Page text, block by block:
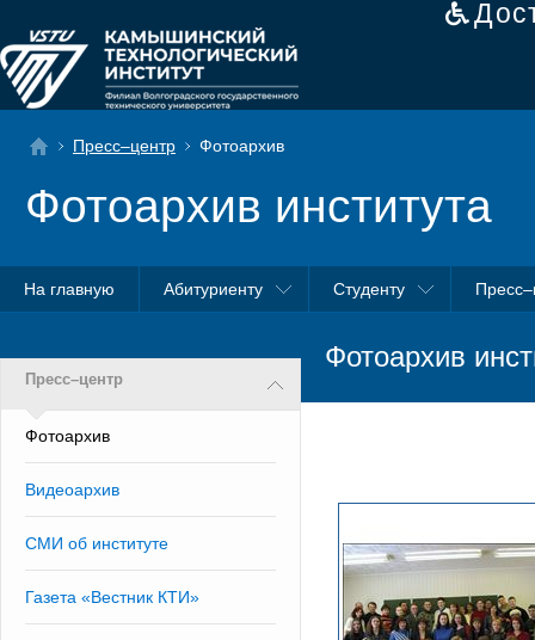
Пресс–центр Фотоархив
Фотоархив института
На главную Абитуриенту Студенту
Пресс–центр
Фотоархив
Видеоархив
СМИ об институте
Газета «Вестник КТИ»
Фотоархив